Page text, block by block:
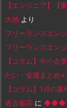
【エンジニア】【
大地 より
フリーランスエン
フリーランスエン
【コラム】中小企
たい - 金速まとめ+
【コラム】1月の
過去最高 に ◆◆◆1